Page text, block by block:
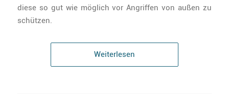
diese so gut wie möglich vor Angriffen von außen zu
schützen.
Weiterlesen